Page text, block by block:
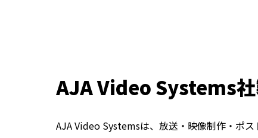
AJA Video Systems
AJA Video Systemsは、放送・映像制作・ポ